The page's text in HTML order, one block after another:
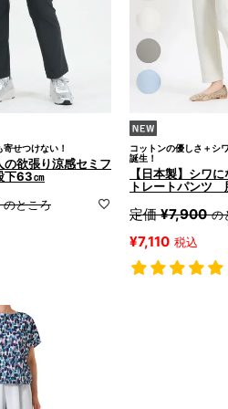
せつけない！
の欲張り涼感セミフ
下63㎝
のところ
コットンの優しさ＋シ
誕生！
【日本製】シワ
トレートパンツ
定価 ¥7,900 の
¥7,110 税込